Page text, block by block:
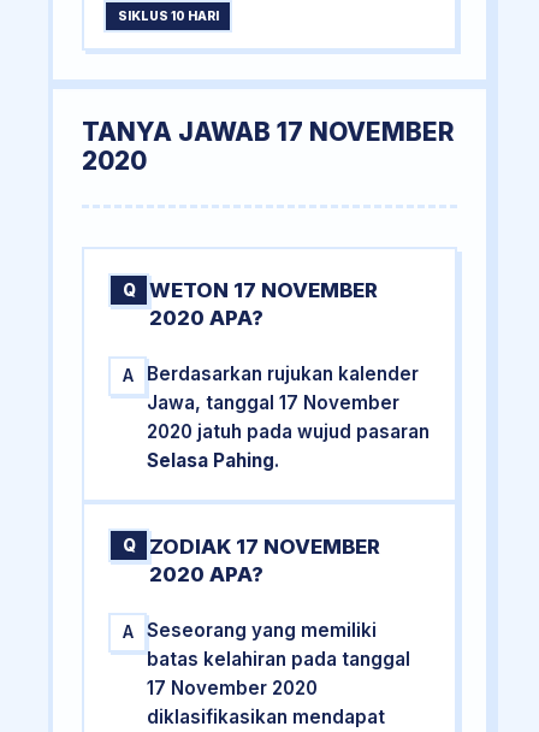
SIKLUS 10 HARI
TANYA JAWAB 17 NOVEMBER
2020
Q
WETON 17 NOVEMBER
2020 APA?
A
Berdasarkan rujukan kalender
Jawa, tanggal 17 November
2020 jatuh pada wujud pasaran
Selasa Pahing.
Q
ZODIAK 17 NOVEMBER
2020 APA?
A
Seseorang yang memiliki
batas kelahiran pada tanggal
17 November 2020
diklasifikasikan mendapat